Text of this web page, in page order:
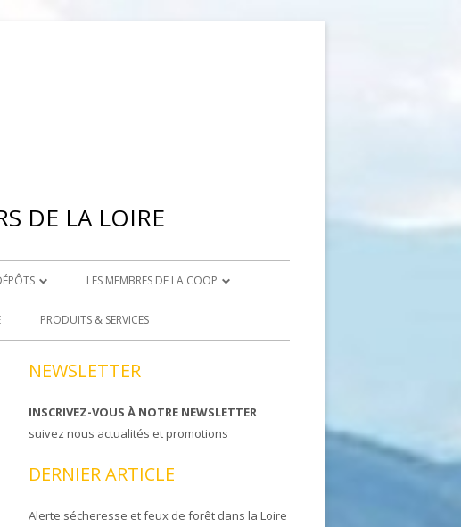
DE LA LOIRE
DE ST ETIENNE
LES MEMBRES DE LA COOP
DEVENIR ADHÉRENT
PRODUITS & SERVICES
NEWSLETTER
INSCRIVEZ-VOUS À NOTRE NEWSLETTER
suivez nous actualités et promotions
DERNIER ARTICLE
Alerte sécheresse et feux de forêt dans la Loire